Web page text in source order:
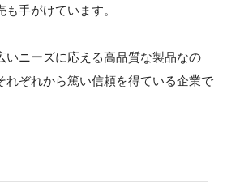
手がけています。
いニーズに応える高品質な製品なの
れぞれから篤い信頼を得ている企業で